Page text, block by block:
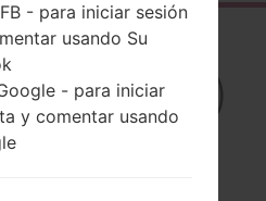
Dual
- para iniciar sesión
usando Su
- para iniciar
y comentar usando